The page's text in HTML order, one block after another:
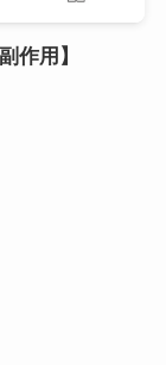
作用】